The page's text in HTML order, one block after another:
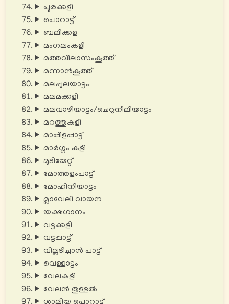
പൂരക്കളി
പൊറാട്ട്
ബലിക്കള
മംഗലംകളി
മത്തവിലാസംകൂത്ത്
മന്നാൻകൂത്ത്
മലപ്പുലയാട്ടം
മലമക്കളി
മലവാഴിയാട്ടം/ചെറുനീലിയാട്ടം
മറത്തുകളി
മാപ്പിളപ്പാട്ട്
മാർഗ്ഗം കളി
മുടിയേറ്റ്
മോത്തളംപാട്ട്
മോഹിനിയാട്ടം
മ്ലാവേലി വായന
യക്ഷഗാനം
വട്ടക്കളി
വട്ടപ്പാട്ട്
വില്ലടിച്ചാന്‍ പാട്ട്
വെള്ളാട്ടം
വേലകളി
വേലൻ തുള്ളൽ